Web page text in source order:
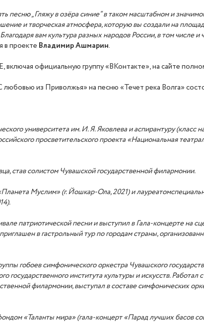
песню „Гляжу возёрасиние“ в таком масштабном и
и творческая атмосфера, которую вы создали на
вам культура разных народов России, в том числе и
в проекте Владимир Ашмарин.
официальную группу «ВКонтакте», на сайте
из Приволжья» на песню «Течет река Волга»
университета им. И. Я. Яковлева и аспирантуру
просветительского проекта «Национальная
став солистом Чувашской государственной филармонии.
Муслим» (г. Йошкар-Ола, 2021)илауреатом
патриотической песни и выступил в Гала-концерте на
в гастрольный тур по городам страны,
гобоев симфоническогооркестра Чувашского
института культуры и искусств.Работал
филармонии, выступалв составе симфонических
«Таланты мира» (гала-концерт «Парад лучших басов